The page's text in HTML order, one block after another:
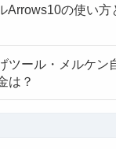
Arrows10の使い方
ツール・メルケン
は？